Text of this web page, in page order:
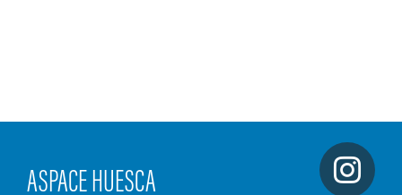
ASPACE HUESCA